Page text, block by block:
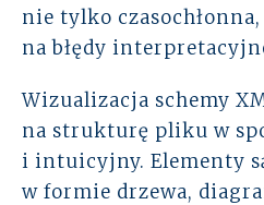
nie tylko
na błędy
Wizualizacja schemy
na strukturę pliku w
i intuicyjny. Elementy
w formie drzewa,